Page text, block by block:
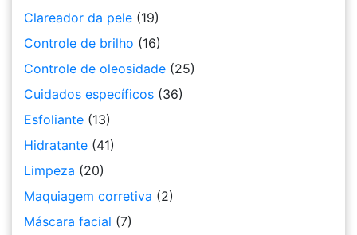
Clareador da pele (19)
Controle de brilho (16)
Controle de oleosidade (25)
Cuidados específicos (36)
Esfoliante (13)
Hidratante (41)
Limpeza (20)
Maquiagem corretiva (2)
Máscara facial (7)